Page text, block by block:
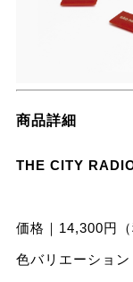
商品詳細
THE CITY
価格｜14,300円（
色バリエーショ